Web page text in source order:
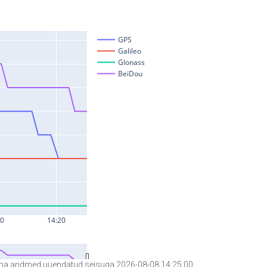
andmed uuendatud seisuga 2026-08-08 14:25:00